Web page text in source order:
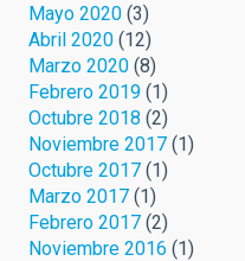
Mayo 2020 (3)
Abril 2020 (12)
Marzo 2020 (8)
Febrero 2019 (1)
Octubre 2018 (2)
Noviembre 2017 (1)
Octubre 2017 (1)
Marzo 2017 (1)
Febrero 2017 (2)
Noviembre 2016 (1)